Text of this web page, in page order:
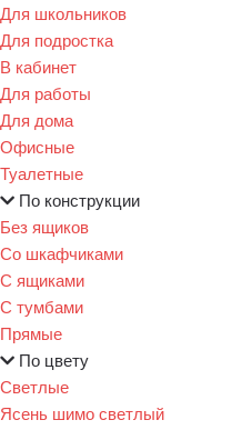
Для школьников
Для подростка
В кабинет
Для работы
Для дома
Офисные
Туалетные
По конструкции
Без ящиков
Со шкафчиками
С ящиками
С тумбами
Прямые
По цвету
Светлые
Ясень шимо светлый